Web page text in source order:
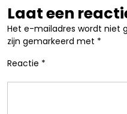
Laat een
Het e-mailadres wordt niet
zijn gemarkeerd met *
Reactie *